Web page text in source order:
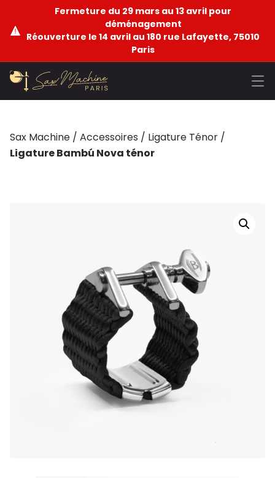
Fermeture du 29 mars au 13 avril pour
déménagement
Réouverture le 14 avril au 180 rue Lafayette, 75010
Paris
Sax Machine / Accessoires / Ligature Ténor /
Ligature Bambú Nova ténor